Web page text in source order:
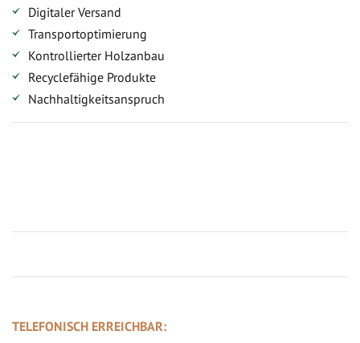
Digitaler Versand
Transportoptimierung
Kontrollierter Holzanbau
Recyclefähige Produkte
Nachhaltigkeitsanspruch
TELEFONISCH ERREICHBAR: